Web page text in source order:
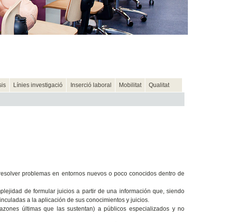
Línies investigació Inserció laboral Mobilitat Qualitat
problemas en entornos nuevos o poco conocidos dentro de
de formular juicios a partir de una información que, siendo
a la aplicación de sus conocimientos y juicios.
últimas que las sustentan) a públicos especializados y no